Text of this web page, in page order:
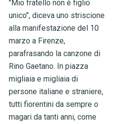
"Mio fratello non è figlio
unico", diceva uno striscione
alla manifestazione del 10
marzo a Firenze,
parafrasando la canzone di
Rino Gaetano. In piazza
migliaia e migliaia di
persone italiane e straniere,
tutti fiorentini da sempre o
magari da tanti anni, come